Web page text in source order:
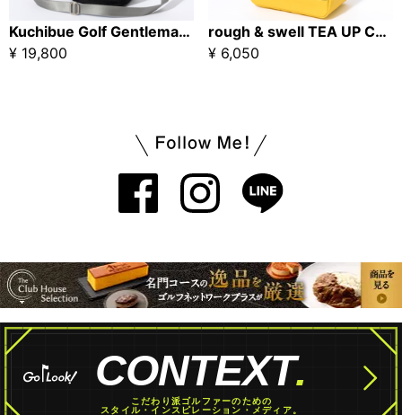
Kuchibue Golf Gentleman×Master-piece クーラーショルダーバッグ ブルー □【GO/LOOK!限定販売】
¥ 19,800
rough & swell TEA UP COOLER BAG グレー
¥ 6,050